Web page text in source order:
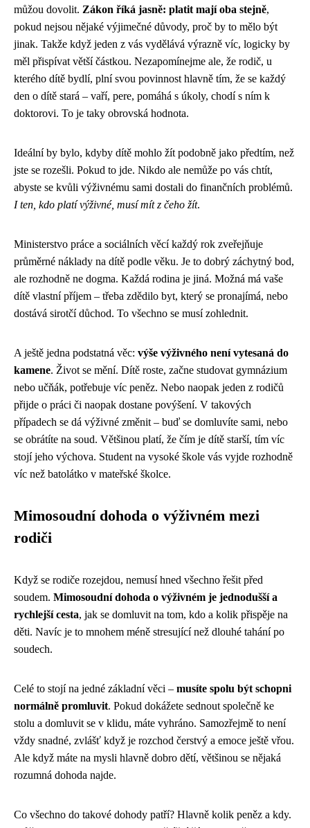
můžou dovolit. Zákon říká jasně: platit mají oba stejně,
pokud nejsou nějaké výjimečné důvody, proč by to mělo být
jinak. Takže když jeden z vás vydělává výrazně víc, logicky by
měl přispívat větší částkou. Nezapomínejme ale, že rodič, u
kterého dítě bydlí, plní svou povinnost hlavně tím, že se každý
den o dítě stará – vaří, pere, pomáhá s úkoly, chodí s ním k
doktorovi. To je taky obrovská hodnota.
Ideální by bylo, kdyby dítě mohlo žít podobně jako předtím, než
jste se rozešli. Pokud to jde. Nikdo ale nemůže po vás chtít,
abyste se kvůli výživnému sami dostali do finančních problémů.
I ten, kdo platí výživné, musí mít z čeho žít.
Ministerstvo práce a sociálních věcí každý rok zveřejňuje
průměrné náklady na dítě podle věku. Je to dobrý záchytný bod,
ale rozhodně ne dogma. Každá rodina je jiná. Možná má vaše
dítě vlastní příjem – třeba zdědilo byt, který se pronajímá, nebo
dostává sirotčí důchod. To všechno se musí zohlednit.
A ještě jedna podstatná věc: výše výživného není vytesaná do
kamene. Život se mění. Dítě roste, začne studovat gymnázium
nebo učňák, potřebuje víc peněz. Nebo naopak jeden z rodičů
přijde o práci či naopak dostane povýšení. V takových
případech se dá výživné změnit – buď se domluvíte sami, nebo
se obrátíte na soud. Většinou platí, že čím je dítě starší, tím víc
stojí jeho výchova. Student na vysoké škole vás vyjde rozhodně
víc než batolátko v mateřské školce.
Mimosoudní dohoda o výživném mezi
rodiči
Když se rodiče rozejdou, nemusí hned všechno řešit před
soudem. Mimosoudní dohoda o výživném je jednodušší a
rychlejší cesta, jak se domluvit na tom, kdo a kolik přispěje na
děti. Navíc je to mnohem méně stresující než dlouhé tahání po
soudech.
Celé to stojí na jedné základní věci – musíte spolu být schopni
normálně promluvit. Pokud dokážete sednout společně ke
stolu a domluvit se v klidu, máte vyhráno. Samozřejmě to není
vždy snadné, zvlášť když je rozchod čerstvý a emoce ještě vřou.
Ale když máte na mysli hlavně dobro dětí, většinou se nějaká
rozumná dohoda najde.
Co všechno do takové dohody patří? Hlavně kolik peněz a kdy.